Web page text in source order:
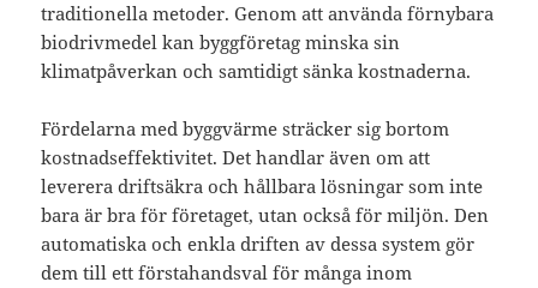
traditionella metoder. Genom att använda förnybara
biodrivmedel kan byggföretag minska sin
klimatpåverkan och samtidigt sänka kostnaderna.
Fördelarna med byggvärme sträcker sig bortom
kostnadseffektivitet. Det handlar även om att
leverera driftsäkra och hållbara lösningar som inte
bara är bra för företaget, utan också för miljön. Den
automatiska och enkla driften av dessa system gör
dem till ett förstahandsval för många inom